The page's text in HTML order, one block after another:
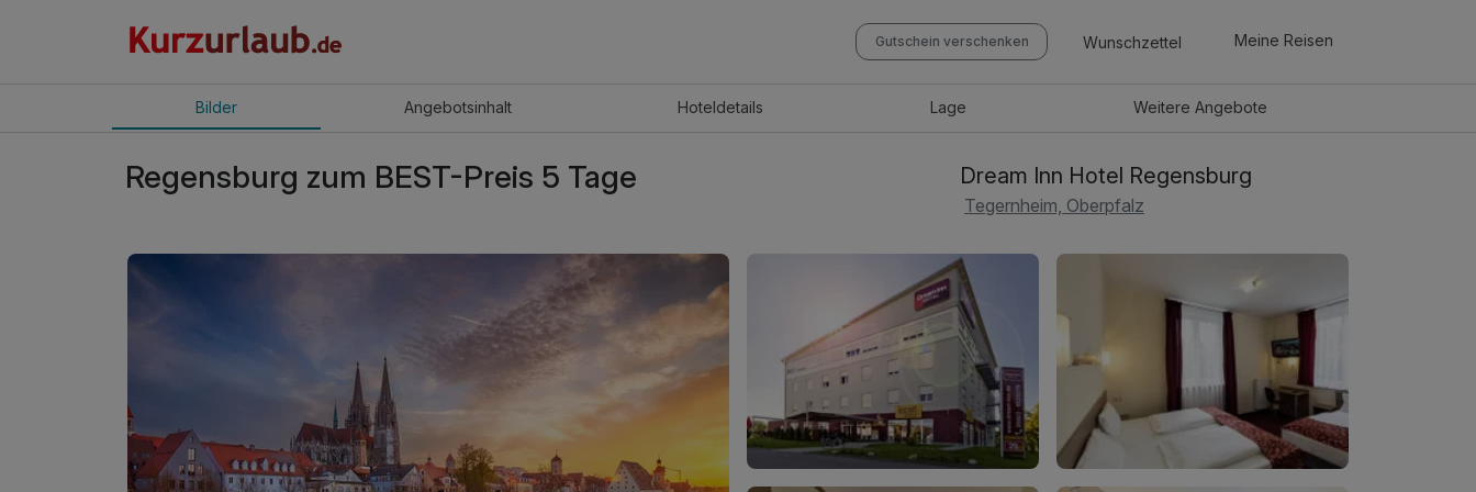
Gutschein verschenken Wunschzettel Meine Reisen
Bilder Angebotsinhalt Hoteldetails Lage WeitereAngebote
Regensburg zum BEST-Preis 5 Tage Dream Inn Hotel Regensburg
Tegernheim, Oberpfalz